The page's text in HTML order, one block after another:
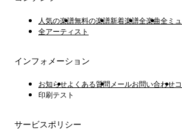
人気の楽譜無料の楽譜新着楽譜全楽曲全ミ
全アーティスト
インフォメーション
お知らせよくある質問 メールお問い合わせ
印刷テスト
サービスポリシー